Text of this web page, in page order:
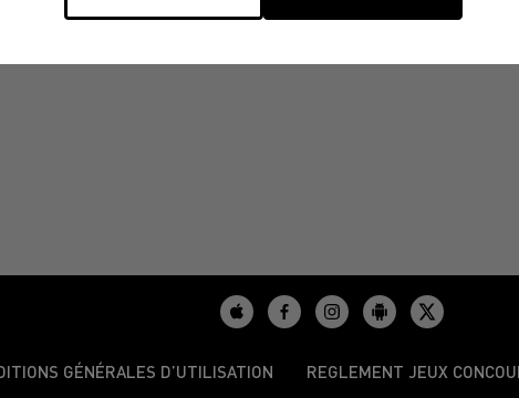
GÉNÉRALES D’UTILISATION REGLEMENT JEUX